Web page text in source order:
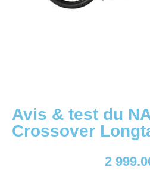
Avis & test du
Crossover
2